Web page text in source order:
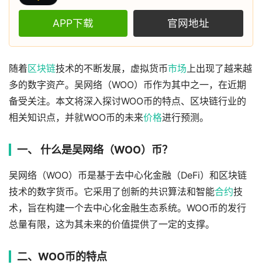
APP下载 官网地址
随着区块链技术的不断发展，虚拟货币市场 上出现了越来越
多的数字资产。吴网络（WOO）币作为其中之一，在近期
备受关注。本文将深入探讨WOO币的特点、区块链行业的
相关知识点，并就WOO币的未来价格进行预测。
一、 什么是吴网络（WOO）币？
吴网络（WOO）币是基于去中心化金融（DeFi）和区块链
技术的数字货币。它采用了创新的共识算法和智能合约技
术，旨在构建一个去中心化金融生态系统。WOO币的发行
总量有限，这为其未来的价值提供了一定的支撑。
二、WOO币的特点